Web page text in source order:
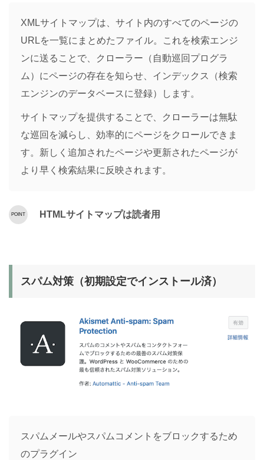
XMLサイトマップは、サイト内のすべてのページの
URLを一覧にまとめたファイル。これを検索エンジ
ンに送ることで、クローラー（自動巡回プログラ
ム）にページの存在を知らせ、インデックス（検索
エンジンのデータベースに登録）します。
サイトマップを提供することで、クローラーは無駄
な巡回を減らし、効率的にページをクロールできま
す。新しく追加されたページや更新されたページが
より早く検索結果に反映されます。
HTMLサイトマップは読者用
スパム対策（初期設定でインストール済）
スパムメールやスパムコメントをブロックするため
のプラグイン